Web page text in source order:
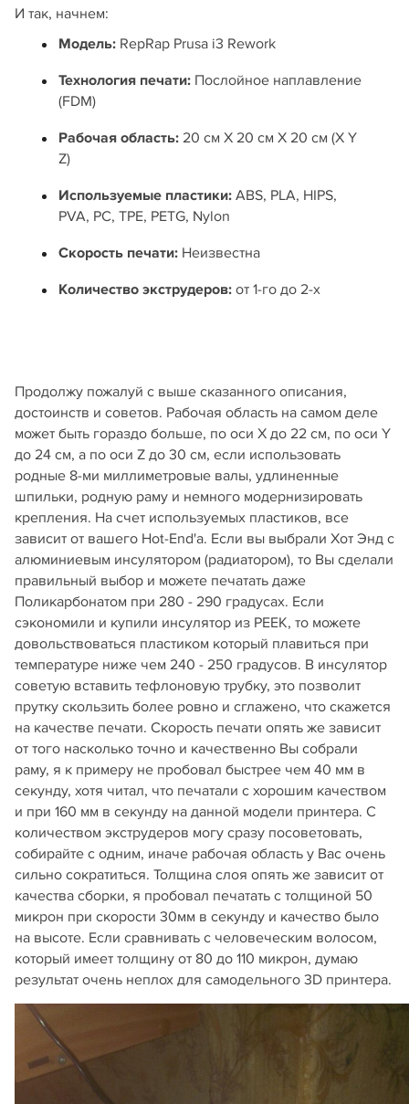
И так, начнем:
Модель: RepRap Prusa i3 Rework
Технология печати: Послойное наплавление
(FDM)
Рабочая область: 20 см Х 20 см Х 20 см (X Y
Z)
Используемые пластики: ABS, PLA, HIPS,
PVA, PC, TPE, PETG, Nylon
Скорость печати: Неизвестна
Количество экструдеров: от 1-го до 2-х
Продолжу пожалуй с выше сказанного описания,
достоинств и советов. Рабочая область на самом деле
может быть гораздо больше, по оси Х до 22 см, по оси Y
до 24 см, а по оси Z до 30 см, если использовать
родные 8-ми миллиметровые валы, удлиненные
шпильки, родную раму и немного модернизировать
крепления. На счет используемых пластиков, все
зависит от вашего Hot-End'а. Если вы выбрали Хот Энд с
алюминиевым инсулятором (радиатором), то Вы сделали
правильный выбор и можете печатать даже
Поликарбонатом при 280 - 290 градусах. Если
сэкономили и купили инсулятор из PEEK, то можете
довольствоваться пластиком который плавиться при
температуре ниже чем 240 - 250 градусов. В инсулятор
советую вставить тефлоновую трубку, это позволит
прутку скользить более ровно и сглажено, что скажется
на качестве печати. Скорость печати опять же зависит
от того насколько точно и качественно Вы собрали
раму, я к примеру не пробовал быстрее чем 40 мм в
секунду, хотя читал, что печатали с хорошим качеством
и при 160 мм в секунду на данной модели принтера. С
количеством экструдеров могу сразу посоветовать,
собирайте с одним, иначе рабочая область у Вас очень
сильно сократиться. Толщина слоя опять же зависит от
качества сборки, я пробовал печатать с толщиной 50
микрон при скорости 30мм в секунду и качество было
на высоте. Если сравнивать с человеческим волосом,
который имеет толщину от 80 до 110 микрон, думаю
результат очень неплох для самодельного 3D принтера.